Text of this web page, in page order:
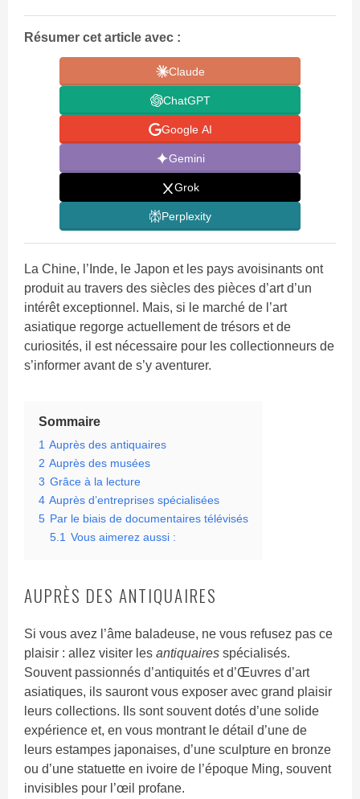
Résumer cet article avec :
Claude
ChatGPT
Google AI
Gemini
Grok
Perplexity
La Chine, l’Inde, le Japon et les pays avoisinants ont
produit au travers des siècles des pièces d’art d’un
intérêt exceptionnel. Mais, si le marché de l’art
asiatique regorge actuellement de trésors et de
curiosités, il est nécessaire pour les collectionneurs de
s’informer avant de s’y aventurer.
Sommaire
1 Auprès des antiquaires
2 Auprès des musées
3 Grâce à la lecture
4 Auprès d’entreprises spécialisées
5 Par le biais de documentaires télévisés
5.1 Vous aimerez aussi :
AUPRÈS DES ANTIQUAIRES
Si vous avez l’âme baladeuse, ne vous refusez pas ce
plaisir : allez visiter lesantiquaires spécialisés.
Souvent passionnés d’antiquités et d’Œuvres d’art
asiatiques, ils sauront vous exposer avec grand plaisir
leurs collections. Ils sont souvent dotés d’une solide
expérience et, en vous montrant le détail d’une de
leurs estampes japonaises, d’une sculpture en bronze
ou d’une statuette en ivoire de l’époque Ming, souvent
invisibles pour l’œil profane.